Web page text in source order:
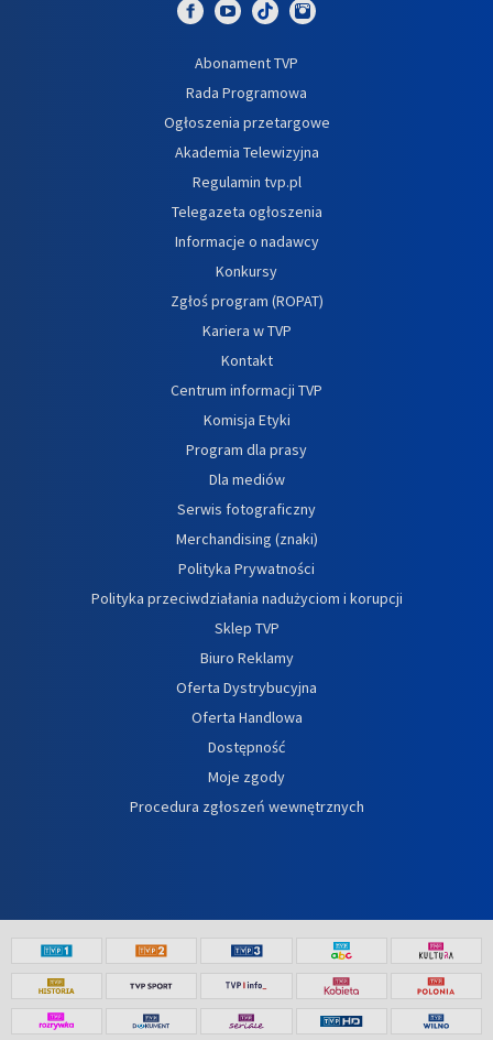
Abonament TVP
Rada Programowa
Ogłoszenia przetargowe
Akademia Telewizyjna
Regulamin tvp.pl
Telegazeta ogłoszenia
Informacje o nadawcy
Konkursy
Zgłoś program (ROPAT)
Kariera w TVP
Kontakt
Centrum informacji TVP
Komisja Etyki
Program dla prasy
Dla mediów
Serwis fotograficzny
Merchandising (znaki)
Polityka Prywatności
Polityka przeciwdziałania nadużyciom i korupcji
Sklep TVP
Biuro Reklamy
Oferta Dystrybucyjna
Oferta Handlowa
Dostępność
Moje zgody
Procedura zgłoszeń wewnętrznych